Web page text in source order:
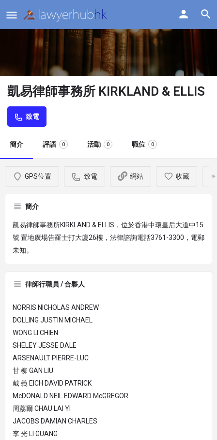
凱易律師事務所 KIRKLAND & ELLIS
致電
簡介 評語 0 活動 0 職位 0
GPS位置 致電 網站 收藏
簡介
凱易律師事務所KIRKLAND & ELLIS，位於香港中環皇后大道中15
號 置地廣場告羅士打大廈26樓，法律諮詢電話3761-3300，電郵
未知。
律師行職員 / 合夥人
NORRIS NICHOLAS ANDREW
DOLLING JUSTIN MICHAEL
WONG LI CHIEN
SHELEY JESSE DALE
ARSENAULT PIERRE-LUC
甘 柳 GAN LIU
戴 義 EICH DAVID PATRICK
McDONALD NEIL EDWARD McGREGOR
周荔爾 CHAU LAI YI
JACOBS DAMIAN CHARLES
李 光 LI GUANG